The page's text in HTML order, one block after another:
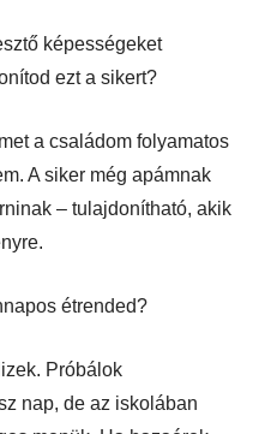
képességeket
ezt a sikert?
a családom folyamatos
A siker még apámnak
– tulajdonítható, akik
étrended?
Próbálok
nap, de az iskolában